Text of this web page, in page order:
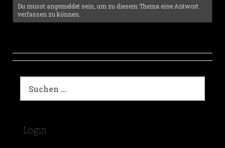
Du musst angemeldet sein, um zu diesem Thema eine Antwort
verfassen zu können.
c
nLogin